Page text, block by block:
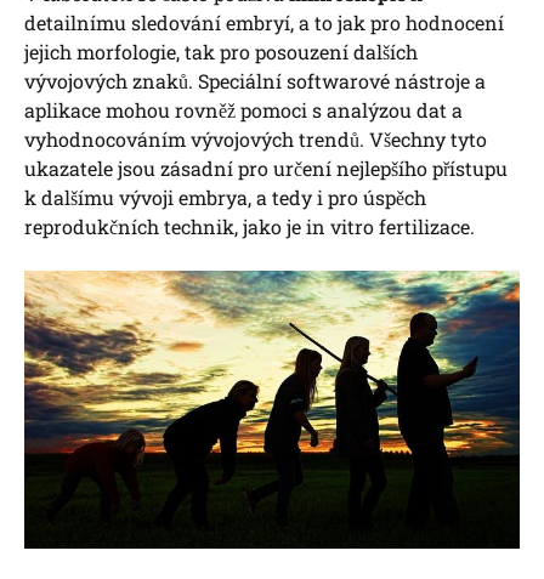
detailnímu sledování embryí, a to jak pro hodnocení
jejich morfologie, tak pro posouzení dalších
vývojových znaků. Speciální softwarové nástroje a
aplikace mohou rovněž pomoci s analýzou dat a
vyhodnocováním vývojových trendů. Všechny tyto
ukazatele jsou zásadní pro určení nejlepšího přístupu
k dalšímu vývoji embrya, a tedy i pro úspěch
reprodukčních technik, jako je in vitro fertilizace.